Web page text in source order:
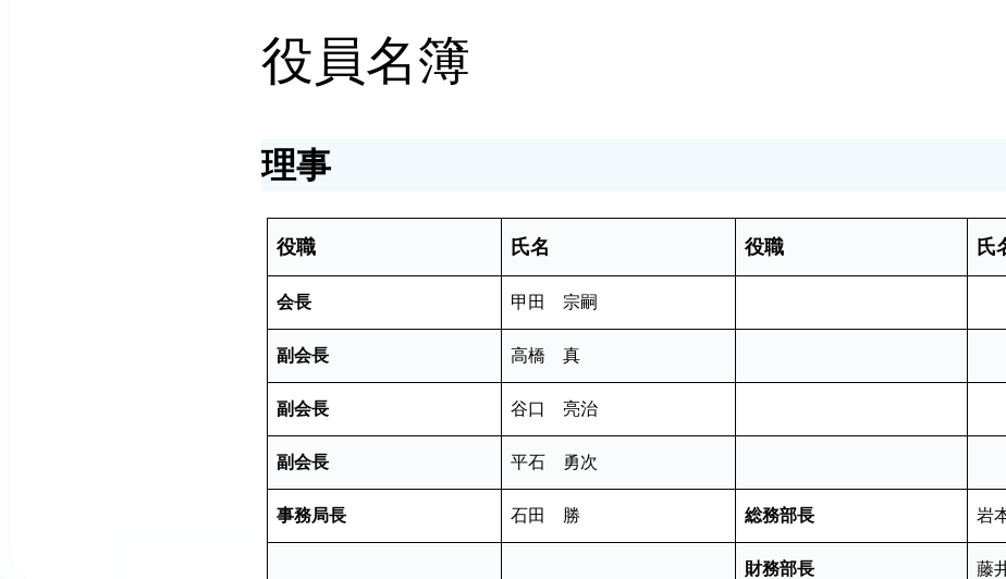
役員名簿
理事
役職 氏名 役職 氏
会長 甲田 宗嗣
副会長 高橋 真
副会長 谷口 亮治
副会長 平石 勇次
事務局長 石田 勝 総務部長 岩
財務部長 藤